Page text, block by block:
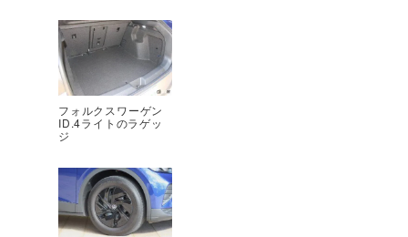
フォルクスワーゲン
ID.4ライトのラゲッ
ジ